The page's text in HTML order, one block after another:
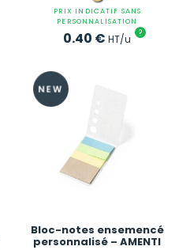
PRIX INDICATIF SANS
PERSONNALISATION
0.40 € HT/u ?
Bloc-notes ensemencé
personnalisé – AMENTI